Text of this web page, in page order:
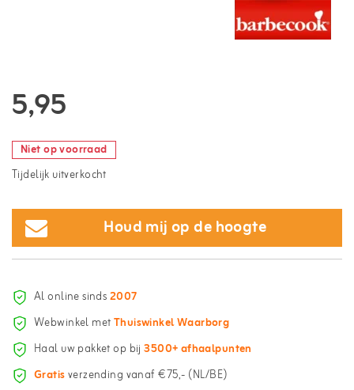
5,95
Niet op voorraad
Tijdelijk uitverkocht
Houd mij op de hoogte
Al online sinds2007
Webwinkel metThuiswinkel Waarborg
Haal uw pakket op bij3500+ afhaalpunten
Gratisverzending vanaf €75,- (NL/BE)